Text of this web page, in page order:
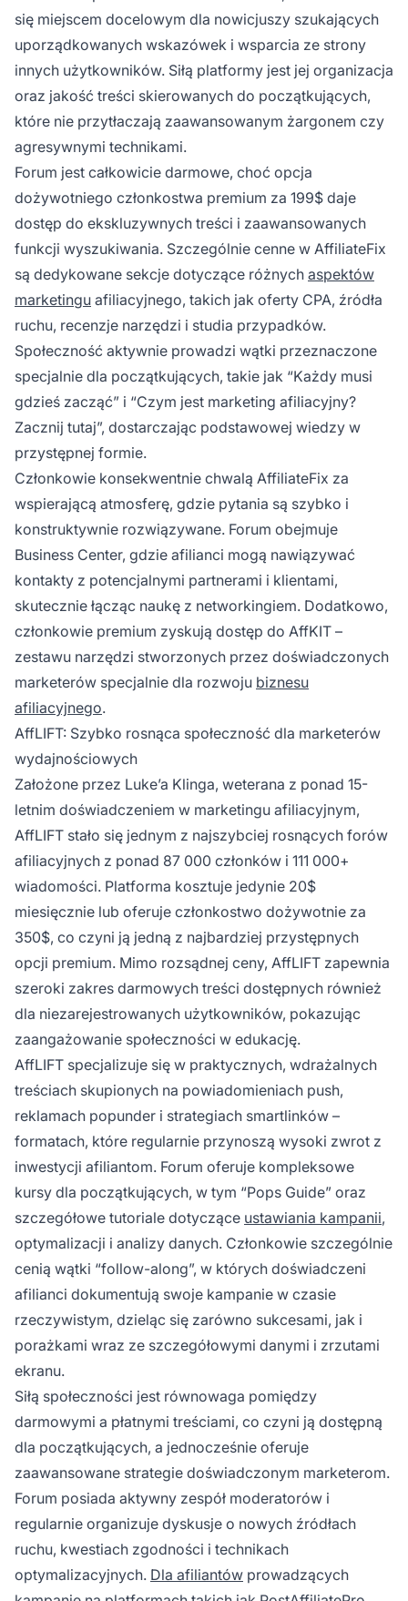
się miejscem docelowym dla nowicjuszy szukających
uporządkowanych wskazówek i wsparcia ze strony
innych użytkowników. Siłą platformy jest jej organizacja
oraz jakość treści skierowanych do początkujących,
które nie przytłaczają zaawansowanym żargonem czy
agresywnymi technikami.
Forum jest całkowicie darmowe, choć opcja
dożywotniego członkostwa premium za 199$ daje
dostęp do ekskluzywnych treści i zaawansowanych
funkcji wyszukiwania. Szczególnie cenne w AffiliateFix
są dedykowane sekcje dotyczące różnych aspektów
marketingu afiliacyjnego, takich jak oferty CPA, źródła
ruchu, recenzje narzędzi i studia przypadków.
Społeczność aktywnie prowadzi wątki przeznaczone
specjalnie dla początkujących, takie jak “Każdy musi
gdzieś zacząć” i “Czym jest marketing afiliacyjny?
Zacznij tutaj”, dostarczając podstawowej wiedzy w
przystępnej formie.
Członkowie konsekwentnie chwalą AffiliateFix za
wspierającą atmosferę, gdzie pytania są szybko i
konstruktywnie rozwiązywane. Forum obejmuje
Business Center, gdzie afilianci mogą nawiązywać
kontakty z potencjalnymi partnerami i klientami,
skutecznie łącząc naukę z networkingiem. Dodatkowo,
członkowie premium zyskują dostęp do AffKIT –
zestawu narzędzi stworzonych przez doświadczonych
marketerów specjalnie dla rozwoju biznesu
afiliacyjnego.
AffLIFT: Szybko rosnąca społeczność dla marketerów
wydajnościowych
Założone przez Luke’a Klinga, weterana z ponad 15-
letnim doświadczeniem w marketingu afiliacyjnym,
AffLIFT stało się jednym z najszybciej rosnących forów
afiliacyjnych z ponad 87 000 członków i 111 000+
wiadomości. Platforma kosztuje jedynie 20$
miesięcznie lub oferuje członkostwo dożywotnie za
350$, co czyni ją jedną z najbardziej przystępnych
opcji premium. Mimo rozsądnej ceny, AffLIFT zapewnia
szeroki zakres darmowych treści dostępnych również
dla niezarejestrowanych użytkowników, pokazując
zaangażowanie społeczności w edukację.
AffLIFT specjalizuje się w praktycznych, wdrażalnych
treściach skupionych na powiadomieniach push,
reklamach popunder i strategiach smartlinków –
formatach, które regularnie przynoszą wysoki zwrot z
inwestycji afiliantom. Forum oferuje kompleksowe
kursy dla początkujących, w tym “Pops Guide” oraz
szczegółowe tutoriale dotyczące ustawiania kampanii,
optymalizacji i analizy danych. Członkowie szczególnie
cenią wątki “follow-along”, w których doświadczeni
afilianci dokumentują swoje kampanie w czasie
rzeczywistym, dzieląc się zarówno sukcesami, jak i
porażkami wraz ze szczegółowymi danymi i zrzutami
ekranu.
Siłą społeczności jest równowaga pomiędzy
darmowymi a płatnymi treściami, co czyni ją dostępną
dla początkujących, a jednocześnie oferuje
zaawansowane strategie doświadczonym marketerom.
Forum posiada aktywny zespół moderatorów i
regularnie organizuje dyskusje o nowych źródłach
ruchu, kwestiach zgodności i technikach
optymalizacyjnych. Dla afiliantów prowadzących